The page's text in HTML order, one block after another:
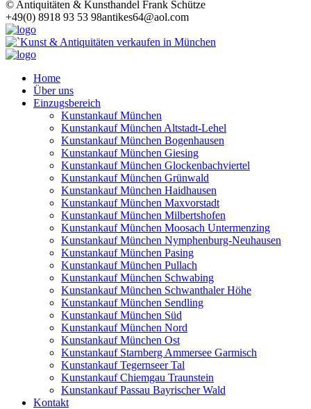
© Antiquitäten & Kunsthandel Frank Schütze
+49(0) 8918 93 53 98antikes64@aol.com
Home
Über uns
Einzugsbereich
Kunstankauf München
Kunstankauf München Altstadt-Lehel
Kunstankauf München Bogenhausen
Kunstankauf München Giesing
Kunstankauf München Glockenbachviertel
Kunstankauf München Grünwald
Kunstankauf München Haidhausen
Kunstankauf München Maxvorstadt
Kunstankauf München Milbertshofen
Kunstankauf München Moosach Untermenzing
Kunstankauf München Nymphenburg-Neuhausen
Kunstankauf München Pasing
Kunstankauf München Pullach
Kunstankauf München Schwabing
Kunstankauf München Schwanthaler Höhe
Kunstankauf München Sendling
Kunstankauf München Süd
Kunstankauf München Nord
Kunstankauf München Ost
Kunstankauf Starnberg Ammersee Garmisch
Kunstankauf Tegernseer Tal
Kunstankauf Chiemgau Traunstein
Kunstankauf Passau Bayrischer Wald
Kontakt